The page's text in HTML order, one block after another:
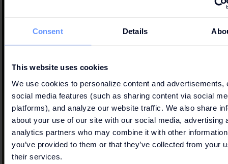
Consent Details
This website uses cookies
We use cookies to personalize content and advertisements,
social media features (such as sharing content via social
platforms), and analyze our website traffic. We also share
about your use of our site with our social media, advertising
analytics partners who may combine it with other
you’ve provided to them or that they’ve collected from your
their services.